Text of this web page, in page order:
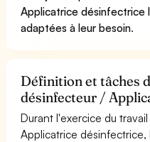
Applicatrice désinfectrice
adaptées à leur besoin.
Définition et tâches
désinfecteur /
Durant l'exercice du
Applicatrice